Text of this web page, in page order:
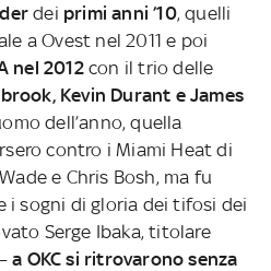
dei primi anni ’10, quelli
a Ovest nel 2011 e poi
nel 2012con il trio delle
Kevin Durant e James
dell’anno, quella
contro i Miami Heat di
e Chris Bosh, ma fu
i sogni di gloria dei tifosi dei
Serge Ibaka, titolare
a OKC si ritrovarono senza